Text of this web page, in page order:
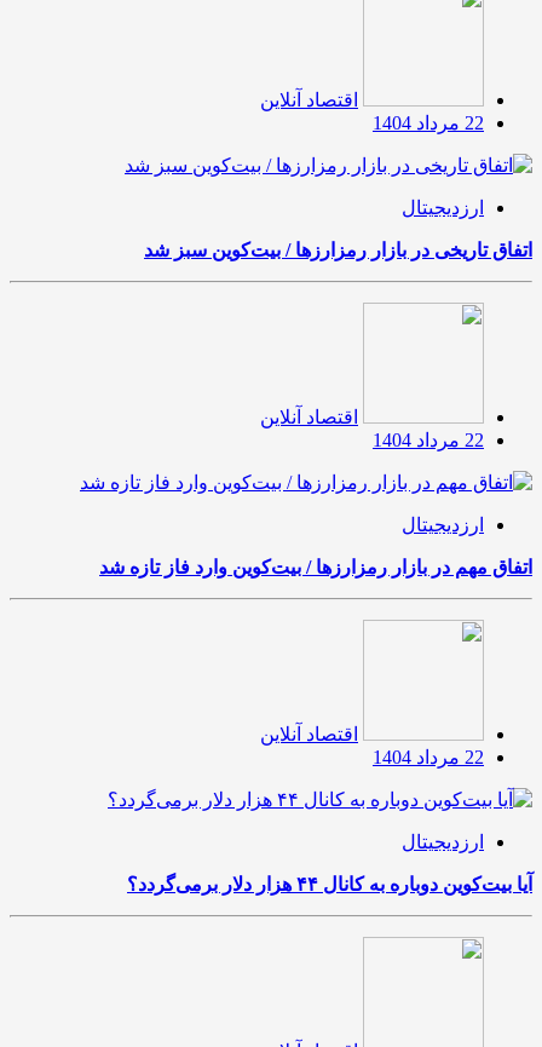
اقتصاد آنلاین
22 مرداد 1404
ارزدیجیتال
اتفاق تاریخی در بازار رمزارزها / بیت‌کوین سبز شد
اقتصاد آنلاین
22 مرداد 1404
ارزدیجیتال
اتفاق مهم در بازار رمزارزها / بیت‌کوین وارد فاز تازه شد
اقتصاد آنلاین
22 مرداد 1404
ارزدیجیتال
آیا بیت‌کوین دوباره به کانال ۴۴ هزار دلار برمی‌گردد؟